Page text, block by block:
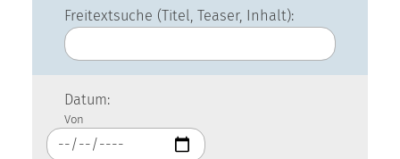
Freitextsuche (Titel, Teaser, Inhalt):
Datum:
Von